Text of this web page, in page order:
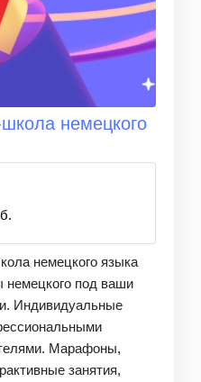
немецкого
немецкого языка
под ваши
Индивидуальные
Марафоны,
занятия,